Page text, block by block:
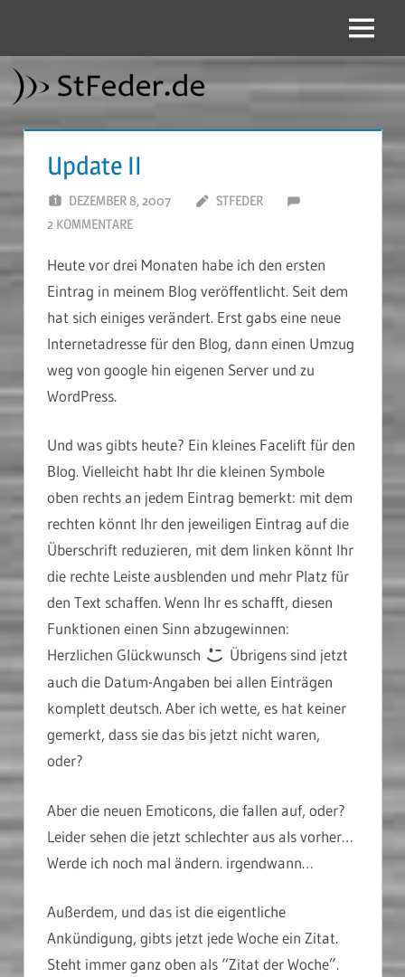
springen
Menü
Update II
DEZEMBER 8, 2007
STFEDER
2 KOMMENTARE
Heute vor drei Monaten habe ich den ersten
Eintrag in meinem Blog veröffentlicht. Seit dem
hat sich einiges verändert. Erst gabs eine neue
Internetadresse für den Blog, dann einen Umzug
weg von google hin eigenen Server und zu
WordPress.
Und was gibts heute? Ein kleines Facelift für den
Blog. Vielleicht habt Ihr die kleinen Symbole
oben rechts an jedem Eintrag bemerkt: mit dem
rechten könnt Ihr den jeweiligen Eintrag auf die
Überschrift reduzieren, mit dem linken könnt Ihr
die rechte Leiste ausblenden und mehr Platz für
den Text schaffen. Wenn Ihr es schafft, diesen
Funktionen einen Sinn abzugewinnen:
Herzlichen Glückwunsch
Übrigens sind jetzt
auch die Datum-Angaben bei allen Einträgen
komplett deutsch. Aber ich wette, es hat keiner
gemerkt, dass sie das bis jetzt nicht waren,
oder?
Aber die neuen Emoticons, die fallen auf, oder?
Leider sehen die jetzt schlechter aus als vorher…
Werde ich noch mal ändern. irgendwann…
Außerdem, und das ist die eigentliche
Ankündigung, gibts jetzt jede Woche ein Zitat.
Steht immer ganz oben als “Zitat der Woche”.